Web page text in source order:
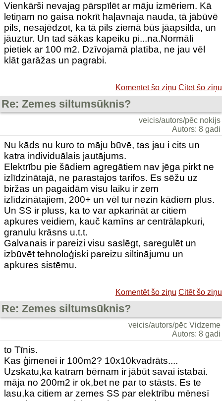
Vienkārši nevajag pārspīlēt ar māju izmēriem. Kā
letiņam no gaisa nokrīt haļavnaja nauda, tā jābūvē
pils, nesajēdzot, ka tā pils ziemā būs jāapsilda, un
jāuztur. Un tad sākas kapeiku pi...na.Normāli
pietiek ar 100 m2. Dzīvojamā platība, ne jau vēl
klāt garāžas un pagrabi.
Komentēt šo ziņu Citēt šo ziņu
Re: Zemes siltumsūknis?
veicis/autors/pēc nokijs
Autors: 8 gadi
Nu kāds nu kuro to māju būvē, tas jau i cits un
katra individuālais jautājums.
Elektrību pie šādiem agregātiem nav jēga pirkt ne
izlīdzinātajā, ne parastajos tarifos. Es sēžu uz
biržas un pagaidām visu laiku ir zem
izlīdzinātajiem, 200+ un vēl tur nezin kādiem plus.
Un SS ir pluss, ka to var apkarināt ar citiem
apkures veidiem, kauč kamīns ar centrālapkuri,
granulu krāsns u.t.t.
Galvanais ir pareizi visu saslēgt, saregulēt un
izbūvēt tehnoloģiski pareizu siltinājumu un
apkures sistēmu.
Komentēt šo ziņu Citēt šo ziņu
Re: Zemes siltumsūknis?
veicis/autors/pēc Vidzeme
Autors: 8 gadi
to Tīnis.
Kas ģimenei ir 100m2? 10x10kvadrāts....
Uzskatu,ka katram bērnam ir jābūt savai istabai.
māja no 200m2 ir ok,bet ne par to stāsts. Es te
lasu,ka citiem ar zemes SS par elektrību mēnesī